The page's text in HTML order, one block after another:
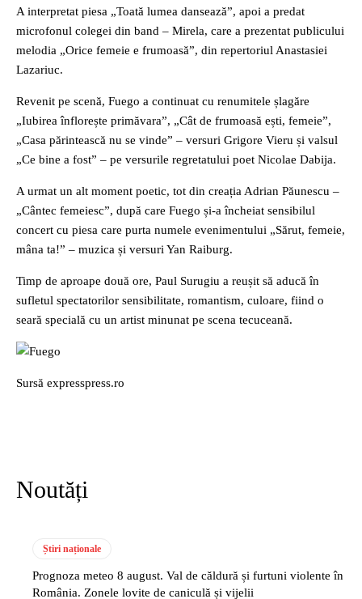
A interpretat piesa „Toată lumea dansează”, apoi a predat
microfonul colegei din band – Mirela, care a prezentat publicului
melodia „Orice femeie e frumoasă”, din repertoriul Anastasiei
Lazariuc.
Revenit pe scenă, Fuego a continuat cu renumitele șlagăre
„Iubirea înflorește primăvara”, „Cât de frumoasă ești, femeie”,
„Casa părintească nu se vinde” – versuri Grigore Vieru și valsul
„Ce bine a fost” – pe versurile regretatului poet Nicolae Dabija.
A urmat un alt moment poetic, tot din creația Adrian Păunescu –
„Cântec femeiesc”, după care Fuego și-a încheiat sensibilul
concert cu piesa care purta numele evenimentului „Sărut, femeie,
mâna ta!” – muzica și versuri Yan Raiburg.
Timp de aproape două ore, Paul Surugiu a reușit să aducă în
sufletul spectatorilor sensibilitate, romantism, culoare, fiind o
seară specială cu un artist minunat pe scena tecuceană.
Sursă expresspress.ro
Noutăți
Știri naționale
Prognoza meteo 8 august. Val de căldură și furtuni violente în
România. Zonele lovite de caniculă și vijelii